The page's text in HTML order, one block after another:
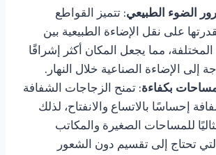
الضوء الطبيعي: تتميز القواطع
على نقل الإضاءة الطبيعية بين
مما يجعل المكان أكثر إشراقًا
إلى الإضاءة الصناعية خلال النهار.
بكفاءة: تمنح الزجاجات الشفافة
إحساسًا بالاتساع والانفتاح، لذلك
للمساحات الصغيرة والمكاتب
تحتاج إلى تقسيم دون الشعور